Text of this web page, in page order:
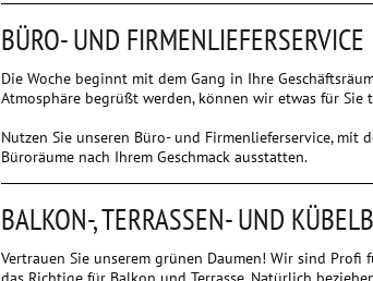
BÜRO- UND FIRMENLIEFERSERVICE
Die Woche beginnt mit dem Gang in Ihre
Atmosphäre begrüßt werden, können wir etwas für Sie
Nutzen Sie unseren Büro- und Firmenlieferservice, mit
Büroräume nach Ihrem Geschmack ausstatten.
BALKON-, TERRASSEN- UND
Vertrauen Sie unserem grünen Daumen! Wir sind